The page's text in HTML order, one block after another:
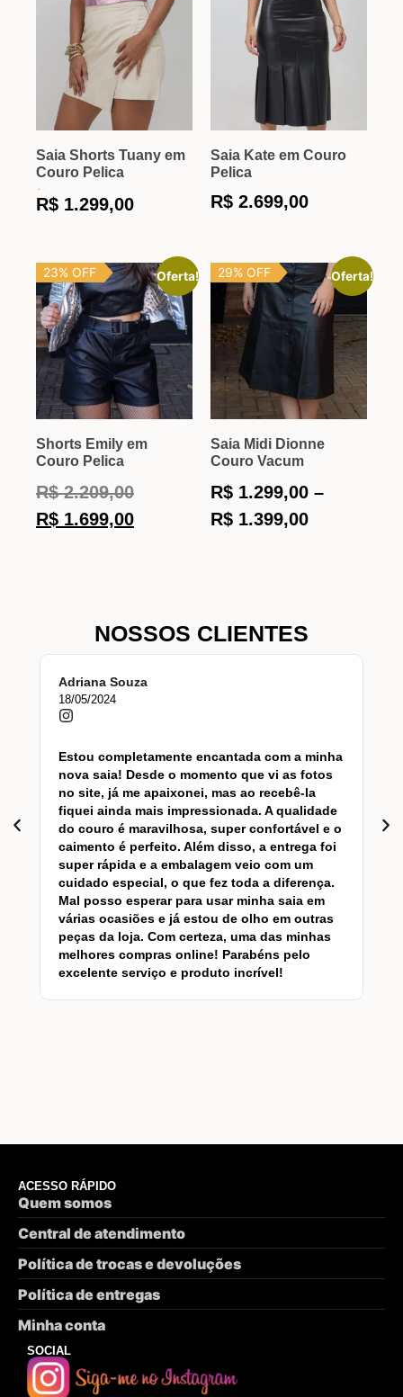
Saia Shorts Tuany em
Couro Pelica
5.00
de
R$ 1.299,00
Saia Kate em Couro
Pelica
R$ 2.699,00
Oferta!
23% OFF
Shorts Emily em
Couro Pelica
5.00
de
R$2.209,00
R$ 1.699,00
Oferta!
29% OFF
Saia Midi Dionne
Couro Vacum
5.00
de
R$ 1.299,00 –
R$ 1.399,00
NOSSOS CLIENTES
Adriana Souza
18/05/2024
Estou completamente encantada com a minha
nova saia! Desde o momento que vi as fotos
no site, já me apaixonei, mas ao recebê-la
fiquei ainda mais impressionada. A qualidade
do couro é maravilhosa, super confortável e o
caimento é perfeito. Além disso, a entrega foi
super rápida e a embalagem veio com um
cuidado especial, o que fez toda a diferença.
Mal posso esperar para usar minha saia em
várias ocasiões e já estou de olho em outras
peças da loja. Com certeza, uma das minhas
melhores compras online! Parabéns pelo
excelente serviço e produto incrível!
ACESSO RÁPIDO
Quem somos
Central de atendimento
Política de trocas e devoluções
Política de entregas
Minha conta
SOCIAL